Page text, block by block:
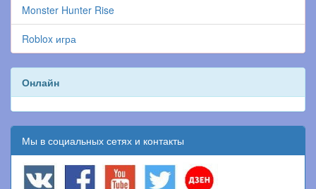
Monster Hunter Rise
Roblox игра
Онлайн
Мы в социальных сетях и контакты